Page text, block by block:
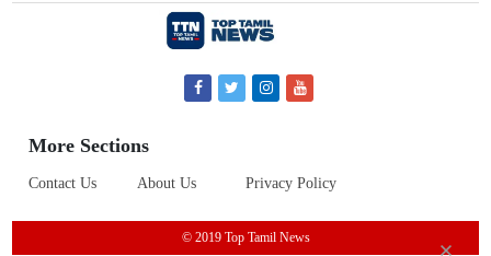
More Sections
Contact Us About Us Privacy Policy
© 2019 Top Tamil News